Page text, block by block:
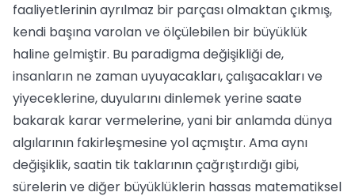
faaliyetlerinin ayrılmaz bir parçası olmaktan çıkmış,
kendi başına varolan ve ölçülebilen bir büyüklük
haline gelmiştir. Bu paradigma değişikliği de,
insanların ne zaman uyuyacakları, çalışacakları ve
yiyeceklerine, duyularını dinlemek yerine saate
bakarak karar vermelerine, yani bir anlamda dünya
algılarının fakirleşmesine yol açmıştır. Ama aynı
değişiklik, saatin tik taklarının çağrıştırdığı gibi,
sürelerin ve diğer büyüklüklerin hassas matematiksel